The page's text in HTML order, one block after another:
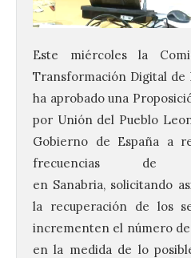
Este miércoles la
Transformación Digital de
ha aprobado una
por Unión del Pueblo
Gobierno de España a
frecuencias de
en Sanabria, solicitando
la recuperación de los
incrementen el número
en la medida de lo